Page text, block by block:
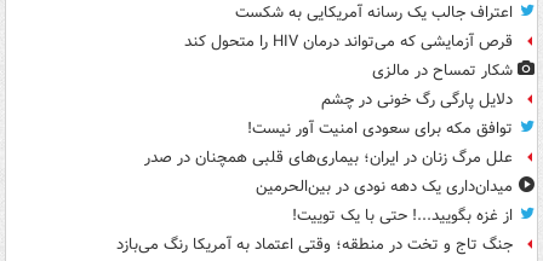
اعتراف جالب یک رسانه آمریکایی به شکست
قرص آزمایشی که می‌تواند درمان HIV را متحول کند
شکار تمساح در مالزی
دلایل پارگی رگ خونی در چشم
توافق مکه برای سعودی امنیت آور نیست!
علل مرگ زنان در ایران؛ بیماری‌های قلبی همچنان در صدر
میدان‌داری یک دهه نودی در بین‌الحرمین
از غزه بگویید...! حتی با یک توییت!
جنگ تاج و تخت در منطقه؛ وقتی اعتماد به آمریکا رنگ می‌بازد